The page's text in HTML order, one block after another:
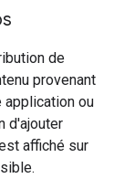
de
provenant
ou
d'ajouter
affiché sur